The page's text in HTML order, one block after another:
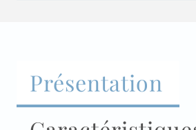
Présentation